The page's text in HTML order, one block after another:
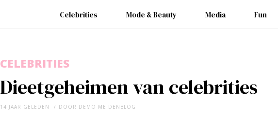
Celebrities Mode & Beauty Media Fun
Dieetgeheimen van celebrities
CELEBRITIES
14 JAAR GELEDEN DOOR DEMO MEIDENBLOG